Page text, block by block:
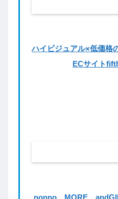
ハイビジュアル×低価格
ECサイト
nonno、MORE、